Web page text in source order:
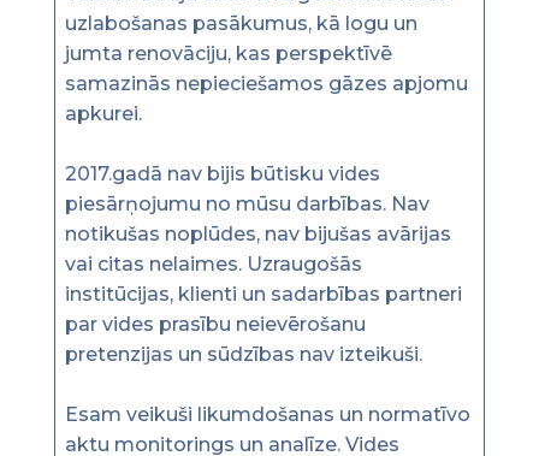
uzlabošanas pasākumus, kā logu un
jumta renovāciju, kas perspektīvē
samazinās nepieciešamos gāzes apjomu
apkurei.
2017.gadā nav bijis būtisku vides
piesārņojumu no mūsu darbības. Nav
notikušas noplūdes, nav bijušas avārijas
vai citas nelaimes. Uzraugošās
institūcijas, klienti un sadarbības partneri
par vides prasību neievērošanu
pretenzijas un sūdzības nav izteikuši.
Esam veikuši likumdošanas un normatīvo
aktu monitorings un analīze. Vides